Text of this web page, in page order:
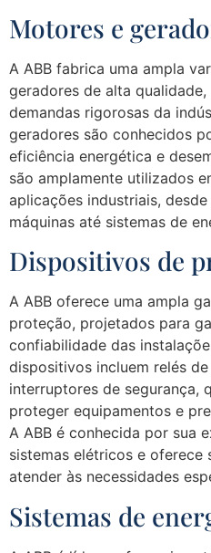
Motores e
A ABB fabrica uma ampla
geradores de alta
demandas rigorosas da
geradores são conhecidos
eficiência energética e
são amplamente utilizados
aplicações industriais,
máquinas até sistemas de
Dispositivos de
A ABB oferece uma ampla
proteção, projetados para
confiabilidade das
dispositivos incluem relés
interruptores de segurança,
proteger equipamentos e
A ABB é conhecida por sua
sistemas elétricos e oferece
atender às necessidades
Sistemas de